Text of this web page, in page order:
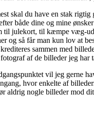
skal du have en stak
både dine og mine
til julekort, til kæmpe væg-
og så får man kun lov at
sammen med
af de billeder jeg har
vil jeg gerne
hvor enkelte af
aldrig nogle billeder mod